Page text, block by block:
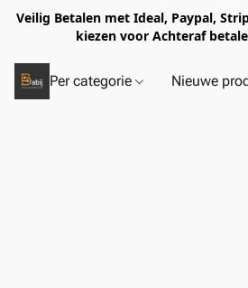
Veilig Betalen met Ideal, Paypal,
kiezen voor Achteraf
Per categorie Nieuwe